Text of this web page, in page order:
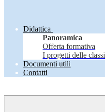
Didattica
Panoramica
Offerta formativa
I progetti delle classi
Documenti utili
Contatti